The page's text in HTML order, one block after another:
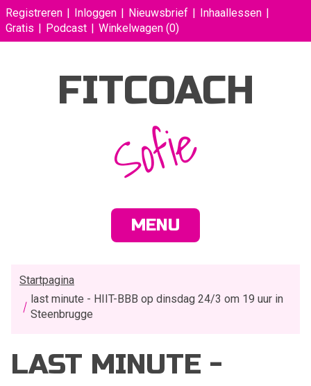
Registreren Inloggen Nieuwsbrief
Inhaallessen
Gratis
Podcast Winkelwagen (0)
FITCOACH
Sofie
MENU
Startpagina
last minute - HIIT-BBB op dinsdag 24/3 om 19 uur in
Steenbrugge
LAST MINUTE -